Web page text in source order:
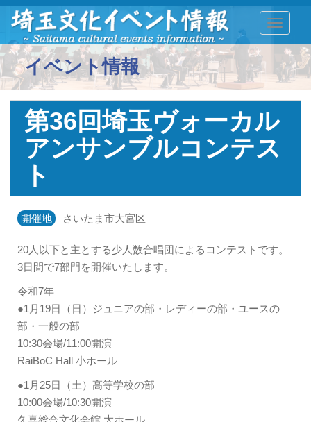
イベント情報
第36回埼玉ヴォーカル
アンサンブルコンテス
ト
開催地 さいたま市大宮区
20人以下と主とする少人数合唱団によるコンテストです。
3日間で7部門を開催いたします。
令和7年
●1月19日（日）ジュニアの部・レディーの部・ユースの
部・一般の部
10:30会場/11:00開演
RaiBoC Hall 小ホール
●1月25日（土）高等学校の部
10:00会場/10:30開演
久喜総合文化会館 大ホール